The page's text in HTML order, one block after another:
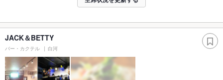
JACK＆BETTY
バー・カクテル 白河